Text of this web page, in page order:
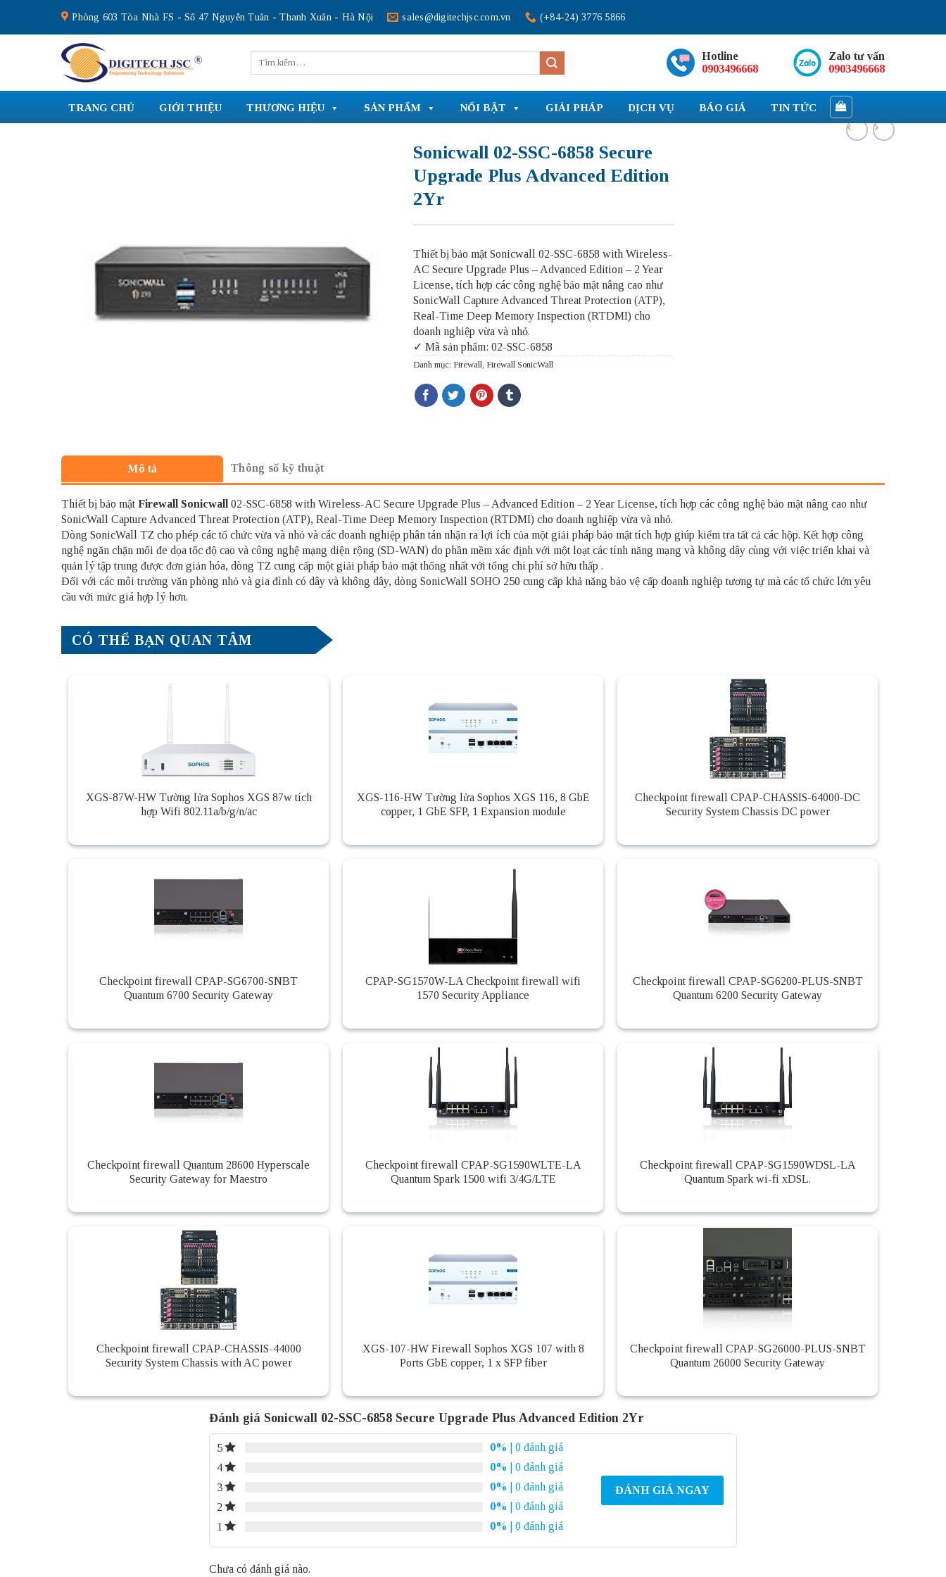
content
Phòng 603 Tòa Nhà FS - Số 47 Nguyễn Tuân - Thanh Xuân - Hà Nội sales@digitechjsc.com.vn (+84-24) 3776 5866
kiếm:
Hotline
0903496668
Zalo tư vấn
0903496668
TRANG CHỦ GIỚI THIỆU THƯƠNG HIỆU SẢN PHẨM NỔI BẬT GIẢI PHÁP DỊCH VỤ BÁO GIÁ TIN TỨC
Sonicwall 02-SSC-6858 Secure
Upgrade Plus Advanced Edition
2Yr
Thiết bị bảo mật Sonicwall 02-SSC-6858 with Wireless-
AC Secure Upgrade Plus – Advanced Edition – 2 Year
License, tích hợp các công nghệ bảo mật nâng cao như
SonicWall Capture Advanced Threat Protection (ATP),
Real-Time Deep Memory Inspection (RTDMI) cho
doanh nghiệp vừa và nhỏ.
✓ Mã sản phẩm: 02-SSC-6858
Danh mục: Firewall, Firewall SonicWall
Mô tả Thông số kỹ thuật
Thiết bị bảo mật Firewall Sonicwall 02-SSC-6858 with Wireless-AC Secure Upgrade Plus – Advanced Edition – 2 Year License, tích hợp các công nghệ bảo mật nâng cao như
SonicWall Capture Advanced Threat Protection (ATP), Real-Time Deep Memory Inspection (RTDMI) cho doanh nghiệp vừa và nhỏ.
Dòng SonicWall TZ cho phép các tổ chức vừa và nhỏ và các doanh nghiệp phân tán nhận ra lợi ích của một giải pháp bảo mật tích hợp giúp kiểm tra tất cả các hộp. Kết hợp công
nghệ ngăn chặn mối đe dọa tốc độ cao và công nghệ mạng diện rộng (SD-WAN) do phần mềm xác định với một loạt các tính năng mạng và không dây cùng với việc triển khai và
quản lý tập trung được đơn giản hóa, dòng TZ cung cấp một giải pháp bảo mật thống nhất với tổng chi phí sở hữu thấp .
Đối với các môi trường văn phòng nhỏ và gia đình có dây và không dây, dòng SonicWall SOHO 250 cung cấp khả năng bảo vệ cấp doanh nghiệp tương tự mà các tổ chức lớn yêu
cầu với mức giá hợp lý hơn.
CÓ THỂ BẠN QUAN TÂM
XGS-87W-HW Tường lửa Sophos XGS 87w tích
hợp Wifi 802.11a/b/g/n/ac
XGS-116-HW Tường lửa Sophos XGS 116, 8 GbE
copper, 1 GbE SFP, 1 Expansion module
Checkpoint firewall CPAP-CHASSIS-64000-DC
Security System Chassis DC power
Checkpoint firewall CPAP-SG6700-SNBT
Quantum 6700 Security Gateway
CPAP-SG1570W-LA Checkpoint firewall wifi
1570 Security Appliance
Checkpoint firewall CPAP-SG6200-PLUS-SNBT
Quantum 6200 Security Gateway
Checkpoint firewall Quantum 28600 Hyperscale
Security Gateway for Maestro
Checkpoint firewall CPAP-SG1590WLTE-LA
Quantum Spark 1500 wifi 3/4G/LTE
Checkpoint firewall CPAP-SG1590WDSL-LA
Quantum Spark wi-fi xDSL.
Checkpoint firewall CPAP-CHASSIS-44000
Security System Chassis with AC power
XGS-107-HW Firewall Sophos XGS 107 with 8
Ports GbE copper, 1 x SFP fiber
Checkpoint firewall CPAP-SG26000-PLUS-SNBT
Quantum 26000 Security Gateway
Đánh giá Sonicwall 02-SSC-6858 Secure Upgrade Plus Advanced Edition 2Yr
5 0%
| 0 đánh giá
4
0%
| 0 đánh giá
3
0%
| 0 đánh giá
2
0%
| 0 đánh giá
1
0% | 0 đánh giá
ĐÁNH GIÁ NGAY
Chưa có đánh giá nào.